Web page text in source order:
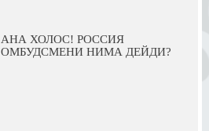
АНА ХОЛОС! РОССИЯ
ОМБУДСМЕНИ НИМА ДЕЙДИ?